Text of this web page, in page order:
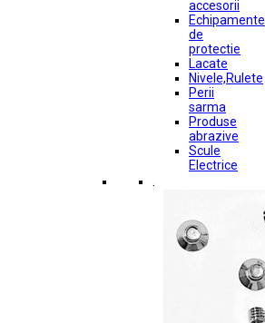
accesorii
Echipamente
de
protectie
Lacate
Nivele,Rulete
Perii
sarma
Produse
abrazive
Scule
Electrice
.